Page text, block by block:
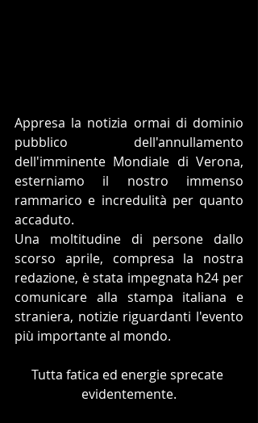
Appresa la notizia ormai di dominio
pubblico dell'annullamento
dell'imminente Mondiale di Verona,
esterniamo il nostro immenso
rammarico e incredulità per quanto
accaduto.
Una moltitudine di persone dallo
scorso aprile, compresa la nostra
redazione, è stata impegnata h24 per
comunicare alla stampa italiana e
straniera, notizie riguardanti l'evento
più importante al mondo.
Tutta fatica ed energie sprecate
evidentemente.